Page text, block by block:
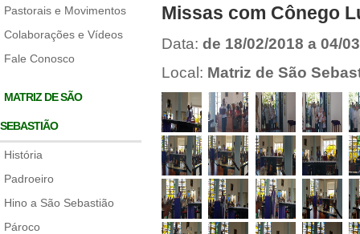
Pastorais e Movimentos
Colaborações e Vídeos
Fale Conosco
MATRIZ DE SÃO
SEBASTIÃO
História
Padroeiro
Hino a São Sebastião
Pároco
Missas com Cônego
Data: de 18/02/2018 a 04/
Local: Matriz de São